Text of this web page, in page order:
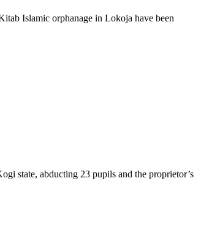
Islamic orphanage in Lokoja have been
state, abducting 23 pupils and the proprietor’s